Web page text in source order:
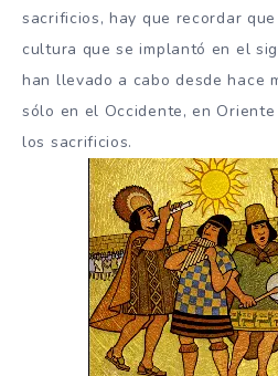
sacrificios, hay que recordar
cultura que se implantó en el
han llevado a cabo desde hace
sólo en el Occidente, en
los sacrificios.